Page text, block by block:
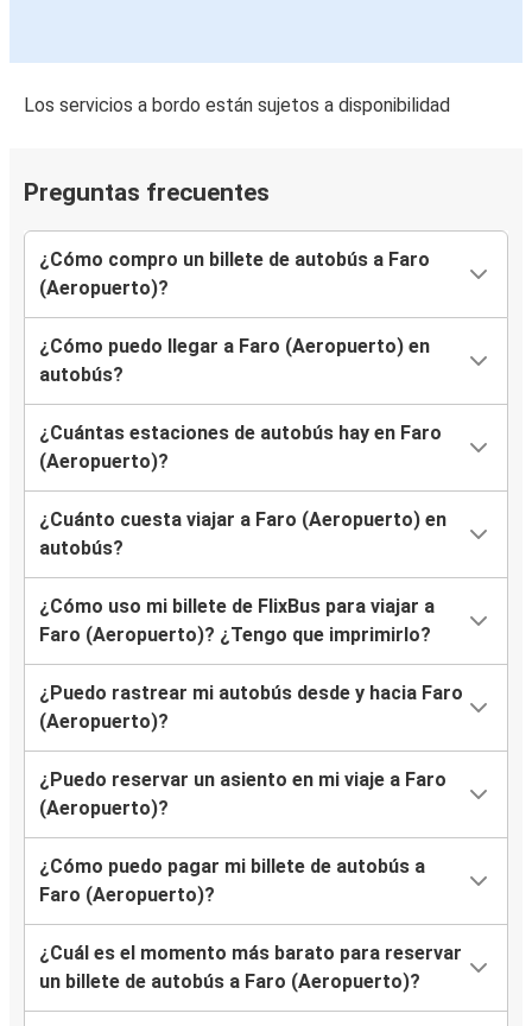
Olhão
Málaga
Tavira
Faro (Aeropuerto)
Faro (Aeropuerto)
Faro (Aeropuerto)
Oporto (Aeropuerto)
Faro (Aeropuerto)
Oporto (Aeropuerto)
Faro (Aeropuerto)
Olhão
Faro (Aeropuerto)
Faro (Aeropuerto)
Sines
Sines
Faro (Aeropuerto)
Faro (Aeropuerto)
Madrid
Los servicios a bordo están sujetos a disponibilidad
Preguntas frecuentes
¿Cómo compro un billete de autobús a Faro
(Aeropuerto)?
¿Cómo puedo llegar a Faro (Aeropuerto) en
autobús?
¿Cuántas estaciones de autobús hay en Faro
(Aeropuerto)?
¿Cuánto cuesta viajar a Faro (Aeropuerto) en
autobús?
¿Cómo uso mi billete de FlixBus para viajar a
Faro (Aeropuerto)? ¿Tengo que imprimirlo?
¿Puedo rastrear mi autobús desde y hacia Faro
(Aeropuerto)?
¿Puedo reservar un asiento en mi viaje a Faro
(Aeropuerto)?
¿Cómo puedo pagar mi billete de autobús a
Faro (Aeropuerto)?
¿Cuál es el momento más barato para reservar
un billete de autobús a Faro (Aeropuerto)?